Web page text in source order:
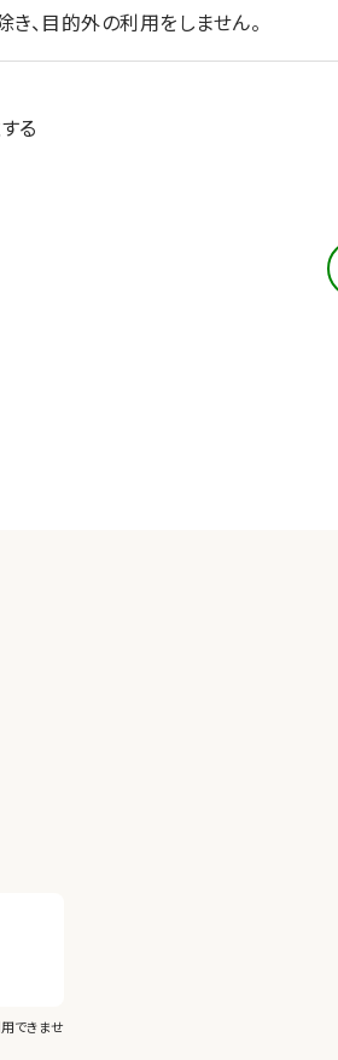
き、目的外の利用をしません。
ンターは、その取り扱う個人情報の漏
ターは、個人情報の保護を図るため、
ンターが管理している個人情報の取
る
できませ